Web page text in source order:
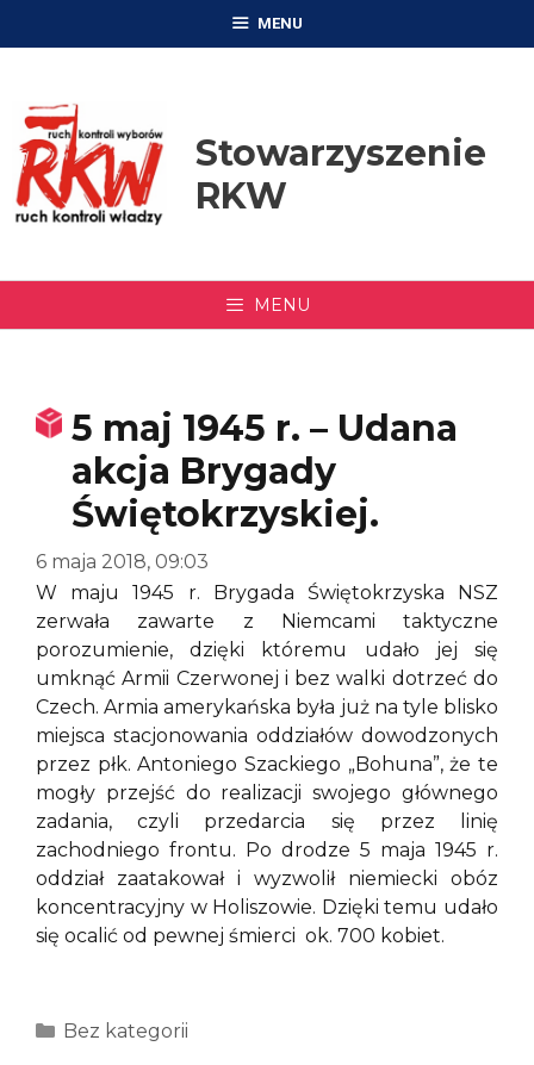
MENU
Stowarzyszenie
RKW
MENU
5 maj 1945 r. – Udana
akcja Brygady
Świętokrzyskiej.
6 maja 2018, 09:03
W maju 1945 r. Brygada Świętokrzyska NSZ
zerwała zawarte z Niemcami taktyczne
porozumienie, dzięki któremu udało jej się
umknąć Armii Czerwonej i bez walki dotrzeć do
Czech. Armia amerykańska była już na tyle blisko
miejsca stacjonowania oddziałów dowodzonych
przez płk. Antoniego Szackiego „Bohuna”, że te
mogły przejść do realizacji swojego głównego
zadania, czyli przedarcia się przez linię
zachodniego frontu. Po drodze 5 maja 1945 r.
oddział zaatakował i wyzwolił niemiecki obóz
koncentracyjny w Holiszowie. Dzięki temu udało
się ocalić od pewnej śmierci ok. 700 kobiet.
Kategorie
Bez kategorii